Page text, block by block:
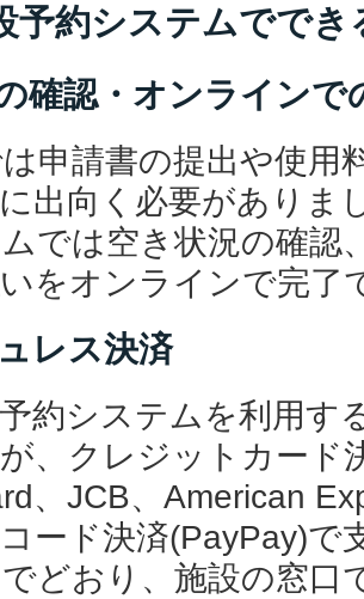
予約システムででき
確認・オンラインで
申請書の提出や使用
出向く必要がありま
では空き状況の確認
をオンラインで完了
レス決済
約システムを利用す
、クレジットカード
、JCB、American
ード決済(PayPay)で
どおり、施設の窓口